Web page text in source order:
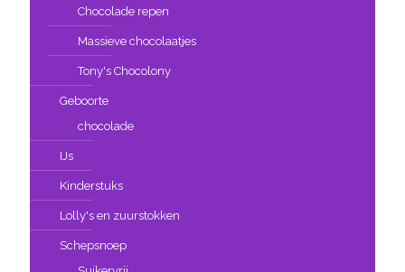
Chocolade repen
Massieve chocolaatjes
Tony's Chocolony
Geboorte
chocolade
IJs
Kinderstuks
Lolly's en zuurstokken
Schepsnoep